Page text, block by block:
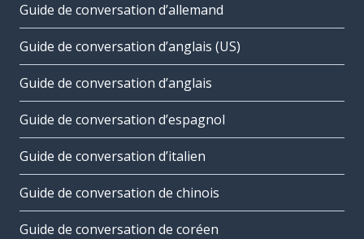
Guide de conversation d’allemand
Guide de conversation d’anglais (US)
Guide de conversation d’anglais
Guide de conversation d’espagnol
Guide de conversation d’italien
Guide de conversation de chinois
Guide de conversation de coréen